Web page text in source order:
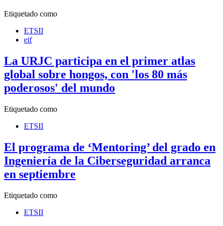
Etiquetado como
ETSII
eif
La URJC participa en el primer atlas
global sobre hongos, con 'los 80 más
poderosos' del mundo
Etiquetado como
ETSII
El programa de ‘Mentoring’ del grado en
Ingeniería de la Ciberseguridad arranca
en septiembre
Etiquetado como
ETSII